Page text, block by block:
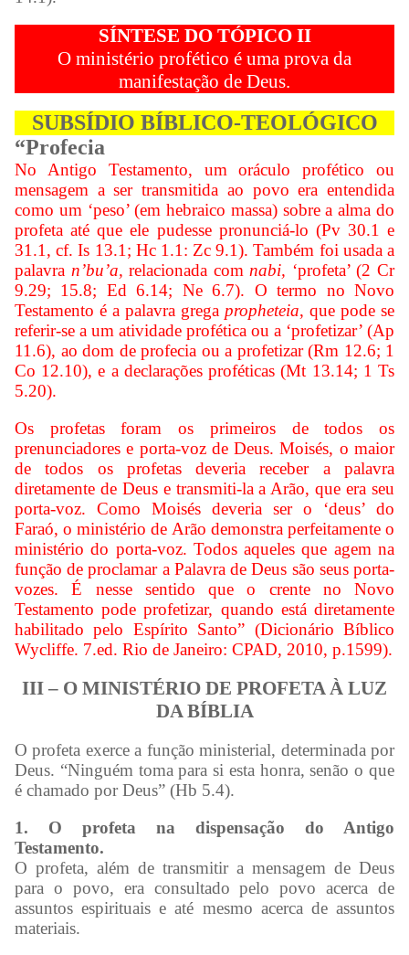
SÍNTESE DO TÓPICO II
O ministério profético é uma prova da
manifestação de Deus.
SUBSÍDIO BÍBLICO-TEOLÓGICO
“Profecia
No Antigo Testamento, um oráculo profético ou
mensagem a ser transmitida ao povo era entendida
como um ‘peso’ (em hebraico massa) sobre a alma do
profeta até que ele pudesse pronunciá-lo (Pv 30.1 e
31.1, cf. Is 13.1; Hc 1.1: Zc 9.1). Também foi usada a
palavra n’bu’a, relacionada com nabi, ‘profeta’ (2 Cr
9.29; 15.8; Ed 6.14; Ne 6.7). O termo no Novo
Testamento é a palavra grega propheteia, que pode se
referir-se a um atividade profética ou a ‘profetizar’ (Ap
11.6), ao dom de profecia ou a profetizar (Rm 12.6; 1
Co 12.10), e a declarações proféticas (Mt 13.14; 1 Ts
5.20).
Os profetas foram os primeiros de todos os
prenunciadores e porta-voz de Deus. Moisés, o maior
de todos os profetas deveria receber a palavra
diretamente de Deus e transmiti-la a Arão, que era seu
porta-voz. Como Moisés deveria ser o ‘deus’ do
Faraó, o ministério de Arão demonstra perfeitamente o
ministério do porta-voz. Todos aqueles que agem na
função de proclamar a Palavra de Deus são seus porta-
vozes. É nesse sentido que o crente no Novo
Testamento pode profetizar, quando está diretamente
habilitado pelo Espírito Santo” (Dicionário Bíblico
Wycliffe. 7.ed. Rio de Janeiro: CPAD, 2010, p.1599).
III – O MINISTÉRIO DE PROFETA À LUZ
DA BÍBLIA
O profeta exerce a função ministerial, determinada por
Deus. “Ninguém toma para si esta honra, senão o que
é chamado por Deus” (Hb 5.4).
1. O profeta na dispensação do Antigo
Testamento.
O profeta, além de transmitir a mensagem de Deus
para o povo, era consultado pelo povo acerca de
assuntos espirituais e até mesmo acerca de assuntos
materiais.